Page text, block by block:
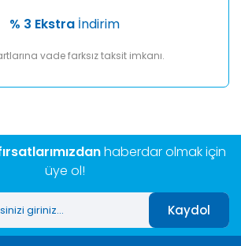
% 3 Ekstra İndirim
vade farksız taksit imkanı.
haberdar olmak için
üye ol!
Kaydol